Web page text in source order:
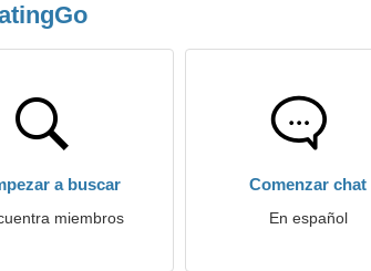
a buscar
miembros
Comenzar chat
En español